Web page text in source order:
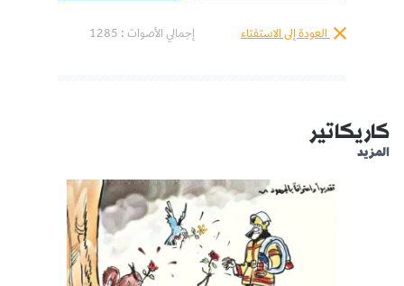
العودة إلى الاستفتاء إجمالي الأصوات : 1285
كاريكاتير
المزيد